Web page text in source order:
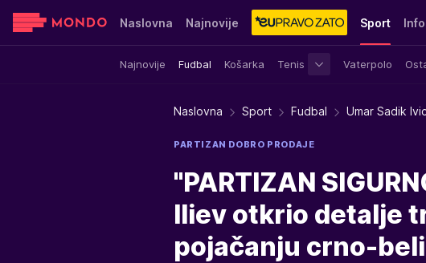
Naslovna Najnovije Sport
Najnovije Fudbal Košarka Tenis Vaterpolo
Info
Sensa Stvar ukusa Yumama
Naslovna Sport Fudbal Umar Sadik
PARTIZAN DOBRO PRODAJE
"PARTIZAN
Iliev otkrio detalje
pojačanju crno-